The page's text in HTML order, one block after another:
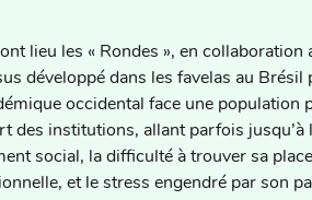
lieu les « Rondes », en collaboration
développé dans les favelas au
occidental face une population
des institutions, allant parfois
social, la difficulté à trouver sa
et le stress engendré par son